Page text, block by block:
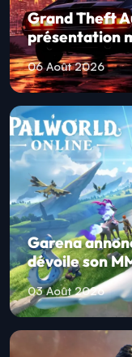
Grand Theft
présentation
06 Août 2026
Garena
dévoile son
03 Août 2026